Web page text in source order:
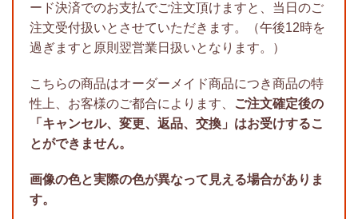
ード決済でのお支払でご注文頂けますと、当日のご
注文受付扱いとさせていただきます。（午後12時を
過ぎますと原則翌営業日扱いとなります。）
こちらの商品はオーダーメイド商品につき商品の特
性上、お客様のご都合によります、
ご注文確定後の
「キャンセル、変更、返品、交換」はお受けするこ
とができません。
画像の色と実際の色が異なって見える場合がありま
す。